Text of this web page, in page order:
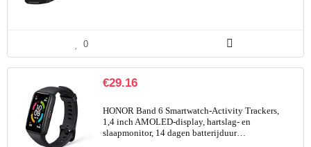
0
€29.16
HONOR Band 6 Smartwatch-Activity Trackers,
1,4 inch AMOLED-display, hartslag- en
slaapmonitor, 14 dagen batterijduur…